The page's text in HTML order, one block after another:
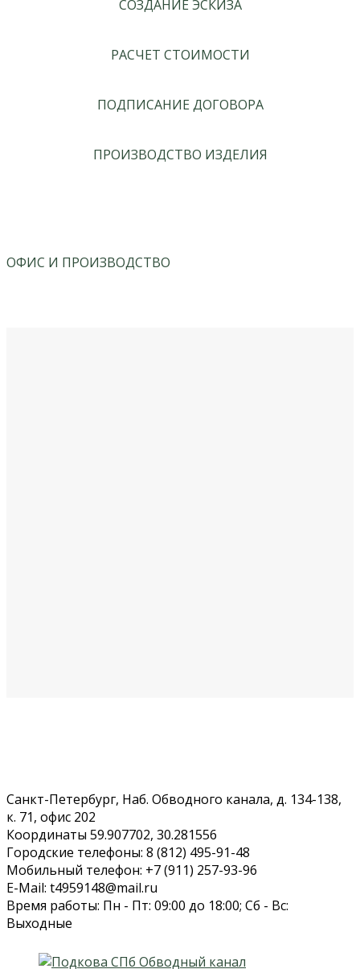
СОЗДАНИЕ ЭСКИЗА
РАСЧЕТ СТОИМОСТИ
ПОДПИСАНИЕ ДОГОВОРА
ПРОИЗВОДСТВО ИЗДЕЛИЯ
ОФИС И ПРОИЗВОДСТВО
Санкт-Петербург, Наб. Обводного канала, д. 134-138,
к. 71, офис 202
Координаты 59.907702, 30.281556
Городские телефоны: 8 (812) 495-91-48
Мобильный телефон: +7 (911) 257-93-96
E-Mail: t4959148@mail.ru
Время работы: Пн - Пт: 09:00 до 18:00; Сб - Вс:
Выходные